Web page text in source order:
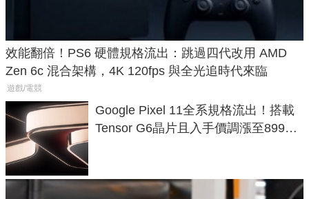
效能翻倍！PS6 硬體規格流出：跳過四代改用 AMD
Zen 6c 混合架構，4K 120fps 與全光追時代來臨
遊戲/電競
Google Pixel 11全系規格流出！搭載
Tensor G6晶片且入手價調漲至899美